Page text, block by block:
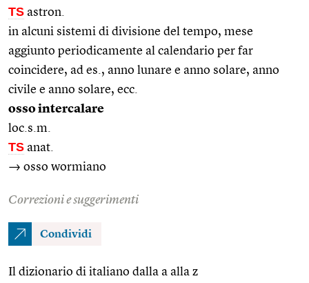
TS astron.
in alcuni sistemi di divisione del tempo, mese
aggiunto periodicamente al calendario per far
coincidere, ad es., anno lunare e anno solare, anno
civile e anno solare, ecc.
osso intercalare
loc.s.m.
TS anat.
→ osso wormiano
Correzioni e suggerimenti
Condividi
Il dizionario di italiano dalla a alla z